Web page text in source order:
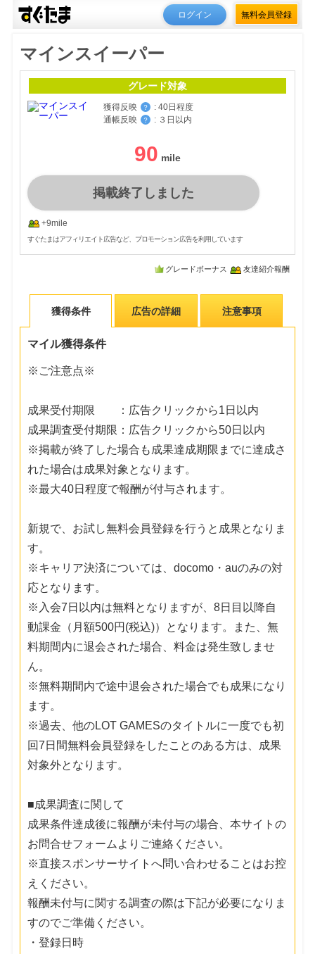
ログイン 無料会員登録
マインスイーパー
グレード対象
獲得反映 ？ : 40日程度
通帳反映
？ : ３日以内
90
掲載終了しました
+9mile
すぐたまはアフィリエイト広告など、プロモーション広告を利用しています
グレードボーナス 友達紹介報酬
獲得条件 広告の詳細 注意事項
マイル獲得条件
※ご注意点※
成果受付期限 ：広告クリックから1日以内
成果調査受付期限：広告クリックから50日以内
※掲載が終了した場合も成果達成期限までに達成さ
れた場合は成果対象となります。
※最大40日程度で報酬が付与されます。
新規で、お試し無料会員登録を行うと成果となりま
す。
※キャリア決済については、docomo・auのみの対
応となります。
※入会7日以内は無料となりますが、8日目以降自
動課金（月額500円(税込)）となります。また、無
料期間内に退会された場合、料金は発生致しませ
ん。
※無料期間内で途中退会された場合でも成果になり
ます。
※過去、他のLOT GAMESのタイトルに一度でも初
回7日間無料会員登録をしたことのある方は、成果
対象外となります。
■成果調査に関して
成果条件達成後に報酬が未付与の場合、本サイトの
お問合せフォームよりご連絡ください。
※直接スポンサーサイトへ問い合わせることはお控
えください。
報酬未付与に関する調査の際は下記が必要になりま
すのでご準備ください。
・登録日時